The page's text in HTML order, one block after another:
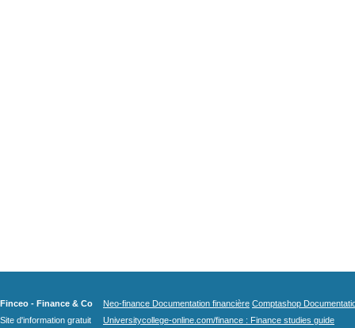
Finceo - Finance & Co
Site d'information gratuit
Neo-finance Documentation financière Comptashop
Universitycollege-online.com/finance : Finance studies guide